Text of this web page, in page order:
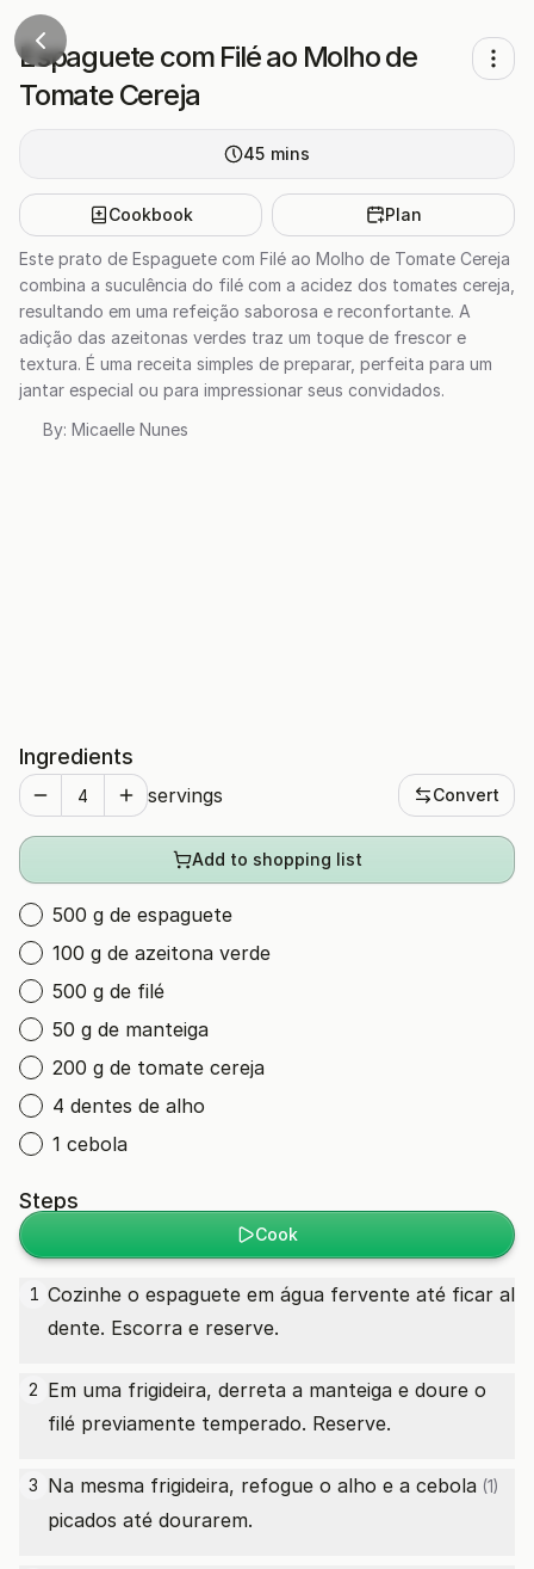
Espaguete com Filé ao Molho de
Tomate Cereja
45 mins
Cookbook Plan
Este prato de Espaguete com Filé ao Molho de Tomate Cereja
combina a suculência do filé com a acidez dos tomates cereja,
resultando em uma refeição saborosa e reconfortante. A
adição das azeitonas verdes traz um toque de frescor e
textura. É uma receita simples de preparar, perfeita para um
jantar especial ou para impressionar seus convidados.
By: Micaelle Nunes
Ingredients
servings Convert
Add to shopping list
500 g de espaguete
100 g de azeitona verde
500 g de filé
50 g de manteiga
200 g de tomate cereja
4 dentes de alho
1 cebola
Steps
Cook
1 Cozinhe o espaguete em água fervente até ficar al
dente. Escorra e reserve.
2 Em uma frigideira, derreta a manteiga e doure o
filé previamente temperado. Reserve.
3 Na mesma frigideira, refogue o alho e a cebola (1)
picados até dourarem.